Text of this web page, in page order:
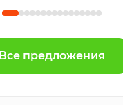
Все предложения